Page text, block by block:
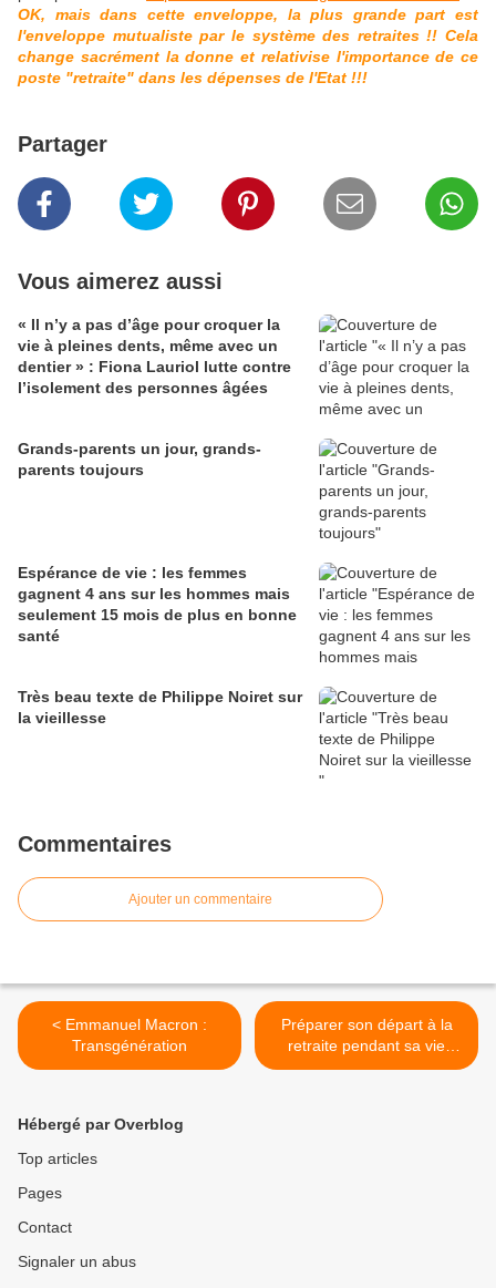
OK, mais dans cette enveloppe, la plus grande part est
l'enveloppe mutualiste par le système des retraites !! Cela
change sacrément la donne et relativise l'importance de ce
poste "retraite" dans les dépenses de l'Etat !!!
Partager
Vous aimerez aussi
« Il n’y a pas d’âge pour croquer la
vie à pleines dents, même avec un
dentier » : Fiona Lauriol lutte contre
l’isolement des personnes âgées
Grands-parents un jour, grands-
parents toujours
Espérance de vie : les femmes
gagnent 4 ans sur les hommes mais
seulement 15 mois de plus en bonne
santé
Très beau texte de Philippe Noiret sur
la vieillesse
Commentaires
Ajouter un commentaire
< Emmanuel Macron :
Transgénération
Préparer son départ à la
retraite pendant sa vie
professionnelle >
Hébergé par Overblog
Top articles
Pages
Contact
Signaler un abus